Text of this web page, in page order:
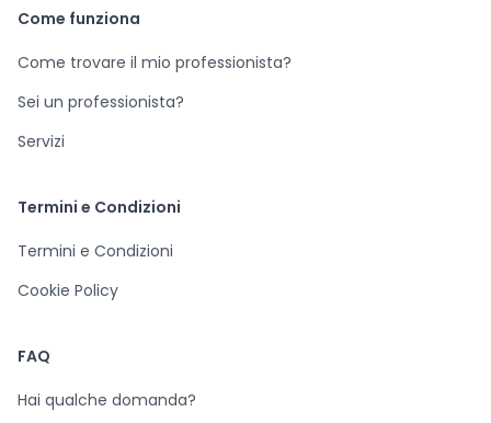
Come funziona
Come trovare il mio professionista?
Sei un professionista?
Servizi
Termini e Condizioni
Termini e Condizioni
Cookie Policy
FAQ
Hai qualche domanda?